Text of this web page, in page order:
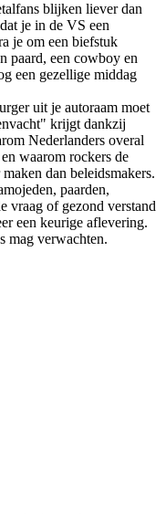
blijken liever dan
je in de VS een
je om een biefstuk
paard, een cowboy en
een gezellige middag
uit je autoraam moet
krijgt dankzij
Nederlanders overal
waarom rockers de
dan beleidsmakers.
paarden,
vraag of gezond verstand
een keurige aflevering.
mag verwachten.